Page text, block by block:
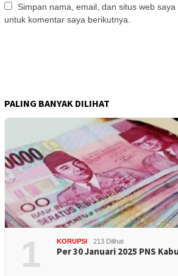
Simpan nama, email, dan situs web
untuk komentar saya berikutnya.
PALING BANYAK DILIHAT
1 KORUPSI 213 Dilihat
Per 30 Januari 2025 PNS